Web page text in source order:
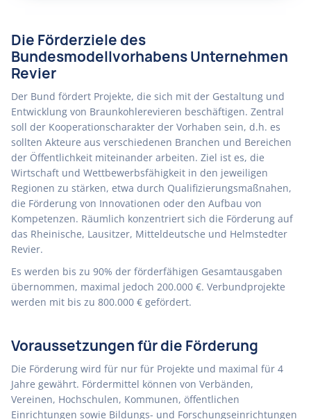
Die Förderziele des
Bundesmodellvorhabens Unternehmen
Revier
Der Bund fördert Projekte, die sich mit der Gestaltung und
Entwicklung von Braunkohlerevieren beschäftigen. Zentral
soll der Kooperationscharakter der Vorhaben sein, d.h. es
sollten Akteure aus verschiedenen Branchen und Bereichen
der Öffentlichkeit miteinander arbeiten. Ziel ist es, die
Wirtschaft und Wettbewerbsfähigkeit in den jeweiligen
Regionen zu stärken, etwa durch Qualifizierungsmaßnahen,
die Förderung von Innovationen oder den Aufbau von
Kompetenzen. Räumlich konzentriert sich die Förderung auf
das Rheinische, Lausitzer, Mitteldeutsche und Helmstedter
Revier.
Es werden bis zu 90% der förderfähigen Gesamtausgaben
übernommen, maximal jedoch 200.000 €. Verbundprojekte
werden mit bis zu 800.000 € gefördert.
Voraussetzungen für die Förderung
Die Förderung wird für nur für Projekte und maximal für 4
Jahre gewährt. Fördermittel können von Verbänden,
Vereinen, Hochschulen, Kommunen, öffentlichen
Einrichtungen sowie Bildungs- und Forschungseinrichtungen